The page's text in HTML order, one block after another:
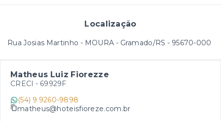
Localização
Rua Josias Martinho - MOURA - Gramado/RS - 95670-000
Matheus Luiz Fiorezze
CRECI - 69929F
(54) 9 9260-9898
matheus@hoteisfioreze.com.br